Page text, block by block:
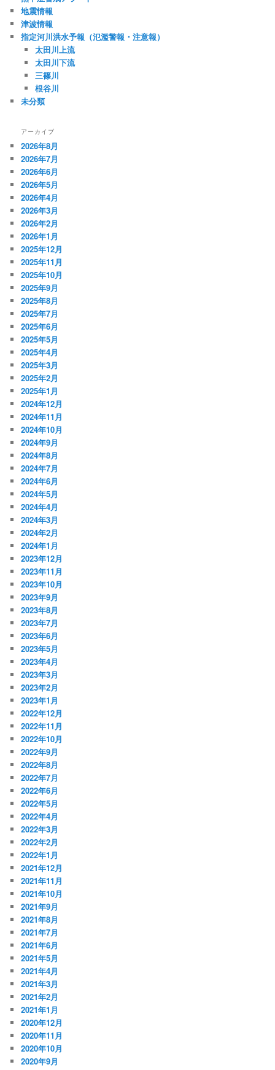
地震情報
津波情報
指定河川洪水予報（氾濫警報・注意報）
太田川上流
太田川下流
三篠川
根谷川
未分類
アーカイブ
2026年8月
2026年7月
2026年6月
2026年5月
2026年4月
2026年3月
2026年2月
2026年1月
2025年12月
2025年11月
2025年10月
2025年9月
2025年8月
2025年7月
2025年6月
2025年5月
2025年4月
2025年3月
2025年2月
2025年1月
2024年12月
2024年11月
2024年10月
2024年9月
2024年8月
2024年7月
2024年6月
2024年5月
2024年4月
2024年3月
2024年2月
2024年1月
2023年12月
2023年11月
2023年10月
2023年9月
2023年8月
2023年7月
2023年6月
2023年5月
2023年4月
2023年3月
2023年2月
2023年1月
2022年12月
2022年11月
2022年10月
2022年9月
2022年8月
2022年7月
2022年6月
2022年5月
2022年4月
2022年3月
2022年2月
2022年1月
2021年12月
2021年11月
2021年10月
2021年9月
2021年8月
2021年7月
2021年6月
2021年5月
2021年4月
2021年3月
2021年2月
2021年1月
2020年12月
2020年11月
2020年10月
2020年9月